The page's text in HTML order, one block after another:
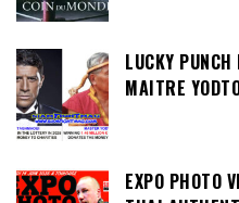
LUCKY PUNCH